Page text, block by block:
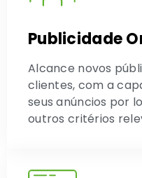
Publicidade
Alcance novos
clientes, com a
seus anúncios por
outros critérios